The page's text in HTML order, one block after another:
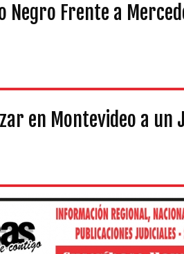
Negro Frente a
en Montevideo a un